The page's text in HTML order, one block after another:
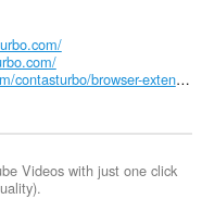
https://github.com/contasturbo/browser-extension
Videos with just one click